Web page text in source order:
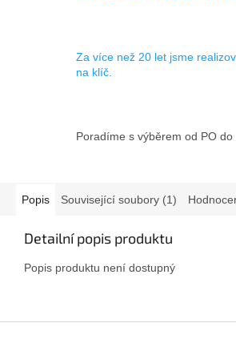
Za více než 20 let jsme
na klíč.
Poradíme s výběrem od PO do
Popis Související soubory (1)
Detailní popis produktu
Popis produktu není dostupný